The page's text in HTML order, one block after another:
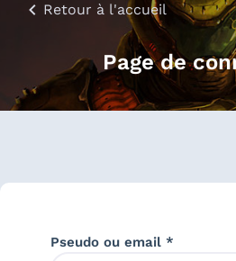
Retour à l'accueil
Page de
Pseudo ou email *